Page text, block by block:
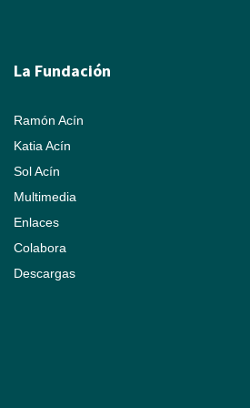
La Fundación
Ramón Acín
Katia Acín
Sol Acín
Multimedia
Enlaces
Colabora
Descargas